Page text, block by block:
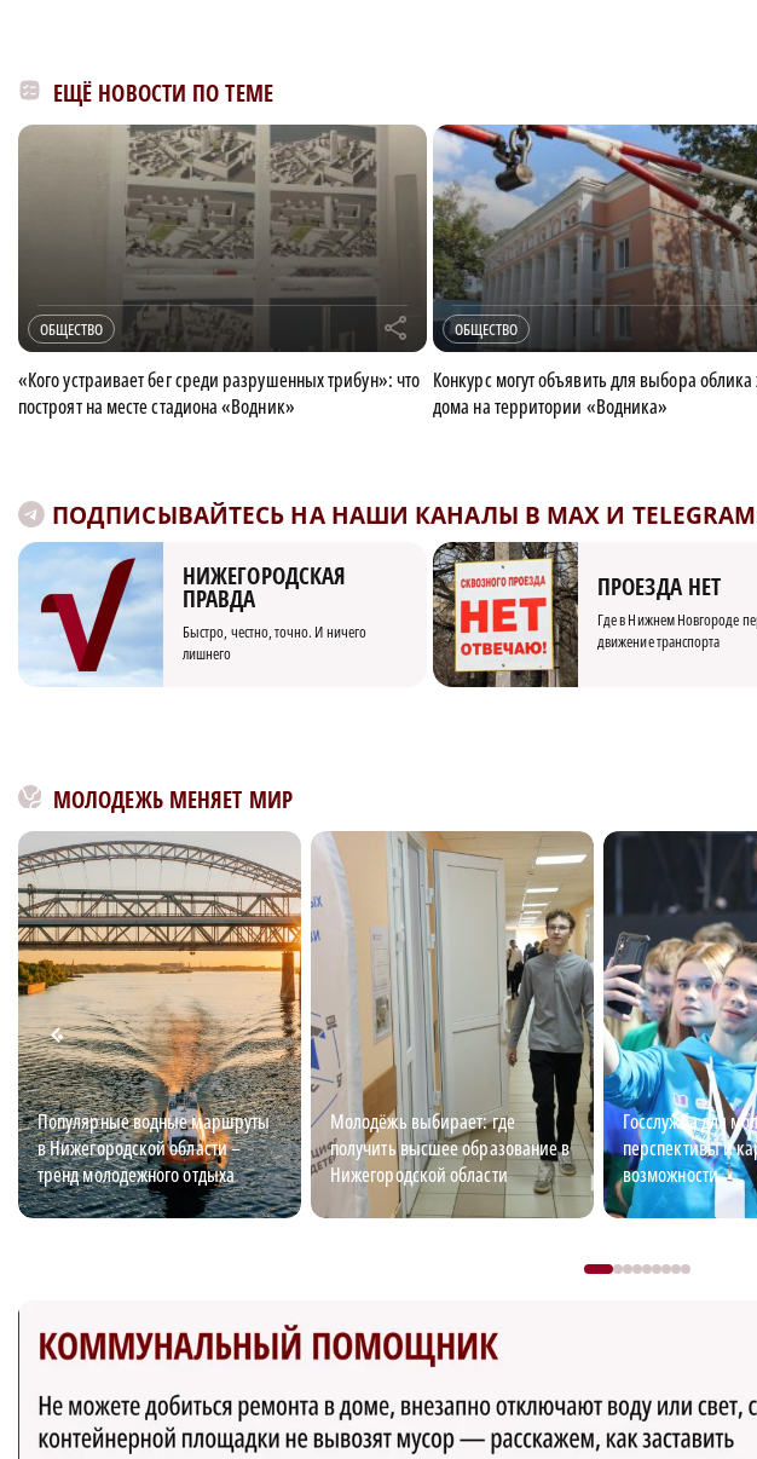
ЕЩЁ НОВОСТИ ПО ТЕМЕ
ОБЩЕСТВО r
«Кого устраивает бег среди разрушенных трибун»: что
построят на месте стадиона «Водник»
ОБЩЕСТВО
Конкурс могут объявить для выбора
дома на территории «Водника»
ПОДПИСЫВАЙТЕСЬ НА НАШИ КАНАЛЫ В MAX И
НИЖЕГОРОДСКАЯ
ПРАВДА
Быстро, честно, точно. И ничего
лишнего
ПРОЕЗДА НЕТ
Где в Нижнем Новгороде
движение транспорта
МОЛОДЕЖЬ МЕНЯЕТ МИР
Популярные водные маршруты
в Нижегородской области –
тренд молодежного отдыха
Молодёжь выбирает: где
получить высшее образование в
Нижегородской области
Госслужба для
перспективы и
возможности